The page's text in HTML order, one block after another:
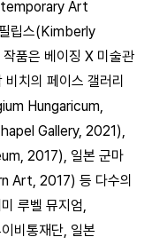
Art
립스(Kimberly
품은 베이징 X 미술관
치의 페이스 갤러리
Hungaricum,
Gallery, 2021),
2017), 일본 군마
Art, 2017) 등 다수의
루벨 뮤지엄,
비통재단, 일본